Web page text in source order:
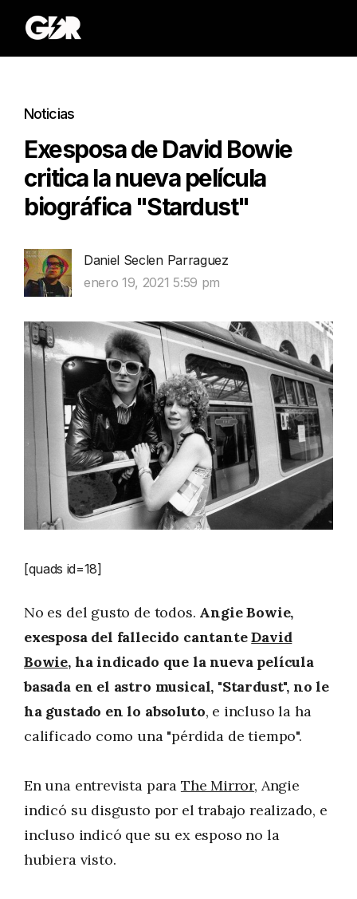
Noticias
Exesposa de David Bowie
critica la nueva película
biográfica "Stardust"
Daniel Seclen Parraguez
enero 19, 2021 5:59 pm
[quads id=18]
No es del gusto de todos. Angie Bowie,
exesposa del fallecido cantanteDavid
Bowie, ha indicado que la nueva película
basada en el astro musical, "Stardust", no le
ha gustado en lo absoluto, e incluso la ha
calificado como una "pérdida de tiempo".
En una entrevista para The Mirror, Angie
indicó su disgusto por el trabajo realizado, e
incluso indicó que su ex esposo no la
hubiera visto.